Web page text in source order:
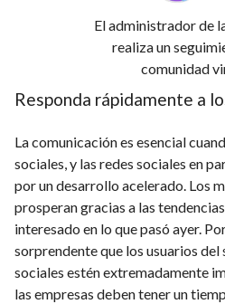
El administrador de
realiza un
comunidad
Responda rápidamente a
La comunicación es esencial
sociales, y las redes sociales en
por un desarrollo acelerado. Los
prosperan gracias a las
interesado en lo que pasó ayer.
sorprendente que los usuarios del
sociales estén extremadamente
las empresas deben tener un